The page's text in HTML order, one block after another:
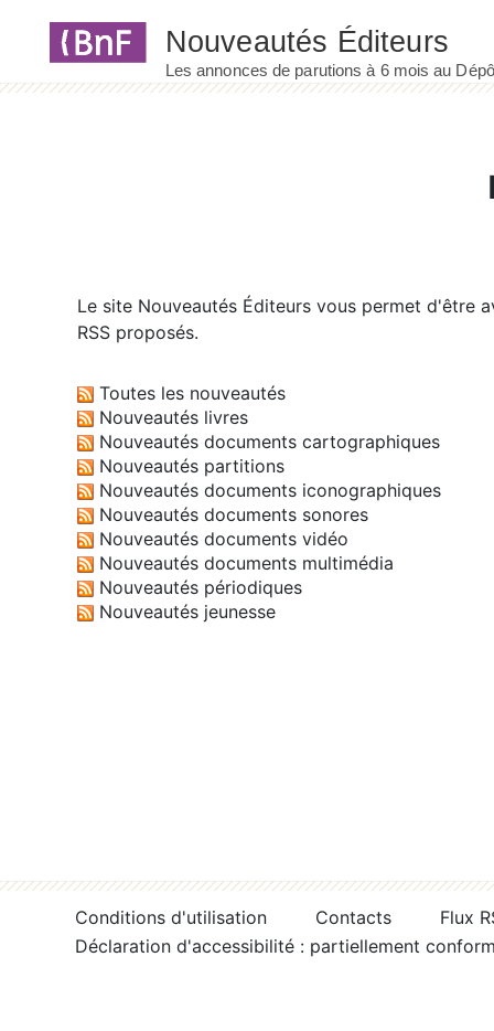
Le site Nouveautés Éditeurs vous permet d'être
RSS proposés.
Toutes les nouveautés
Nouveautés livres
Nouveautés documents cartographiques
Nouveautés partitions
Nouveautés documents iconographiques
Nouveautés documents sonores
Nouveautés documents vidéo
Nouveautés documents multimédia
Nouveautés périodiques
Nouveautés jeunesse
Conditions d'utilisation Contacts
Flux
Déclaration d'accessibilité : partiellement